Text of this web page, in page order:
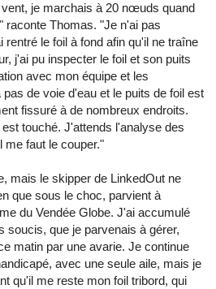
je marchais à 20 nœuds quand
raconte Thomas. "Je n'ai pas
le foil à fond afin qu'il ne traîne
j'ai pu inspecter le foil et son puits
avec mon équipe et les
de voie d'eau et le puits de foil est
fissuré à de nombreux endroits.
touché. J'attends l'analyse des
faut le couper."
mais le skipper de LinkedOut ne
que sous le choc, parvient à
du Vendée Globe. J'ai accumulé
soucis, que je parvenais à gérer,
matin par une avarie. Je continue
avec une seule aile, mais je
qu'il me reste mon foil tribord, qui